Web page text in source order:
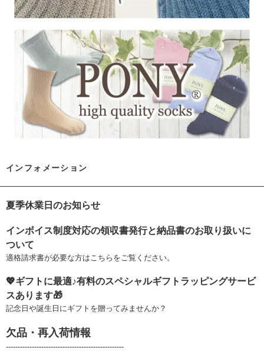
インフォメーション
夏季休業日のお知らせ
インボイス制度対応の領収書発行と納品書のお取り扱いに
ついて
適格請求書が必要な方はこちらをご覧ください。
💖ギフトに最適♪有料のスペシャルギフトラッピングサービ
スあります🎁
記念日や誕生日にギフトを贈ってみませんか？
欠品・再入荷情報
--------------------------------------------------